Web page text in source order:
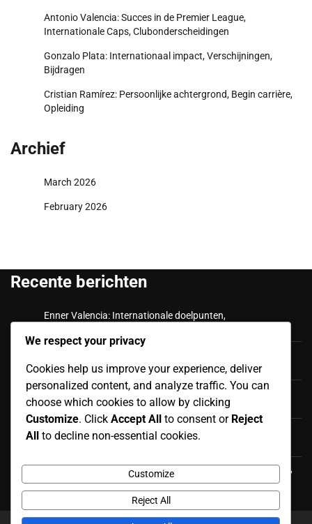
Antonio Valencia: Succes in de Premier League,
Internationale Caps, Clubonderscheidingen
Gonzalo Plata: Internationaal impact, Verschijningen,
Bijdragen
Cristian Ramírez: Persoonlijke achtergrond, Begin carrière,
Opleiding
Archief
March 2026
February 2026
Recente berichten
Enner Valencia: Internationale doelpunten,
Topscorer
Antonio Valencia: Succes in de Premier League,
Internationale Caps, Clubonderscheidingen
Gonzalo Plata: Internationaal impact, Verschijningen,
Cristian Ramírez: Persoonlijke achtergrond, Begin carrière,
Opleiding
We respect your privacy
Cookies help us improve your experience, deliver
personalized content, and analyze traffic. You can
choose which cookies to allow by clicking
Customize. Click Accept All to consent or Reject
All to decline non-essential cookies.
Customize
Reject All